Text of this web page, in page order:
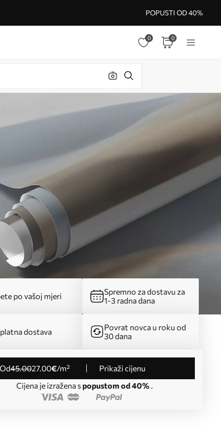
POPUSTI OD 40%
0 0
po vašoj mjeri
Spremno za dostavu za
1-3 radna dana
dostava
Povrat novca u roku od
30 dana
od45.0027.00€/m²
Prikaži cijenu
Cijena je izražena s popustom od 40%.